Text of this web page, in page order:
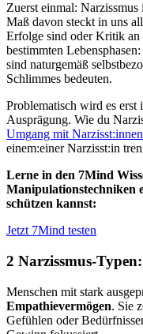
Zuerst einmal:
Maß davon steckt in uns
Erfolge sind oder Kritik an
bestimmten
sind naturgemäß
Schlimmes bedeuten.
Problematisch wird es erst
Ausprägung. Wie du
Umgang mit Narzisst:innen
einem:einer Narzisst:in
Lerne in den 7Mind
Manipulationstechniken
schützen kannst:
Jetzt 7Mind testen
2 Narzissmus-
Menschen mit stark
Empathievermögen. Sie
Gefühlen oder